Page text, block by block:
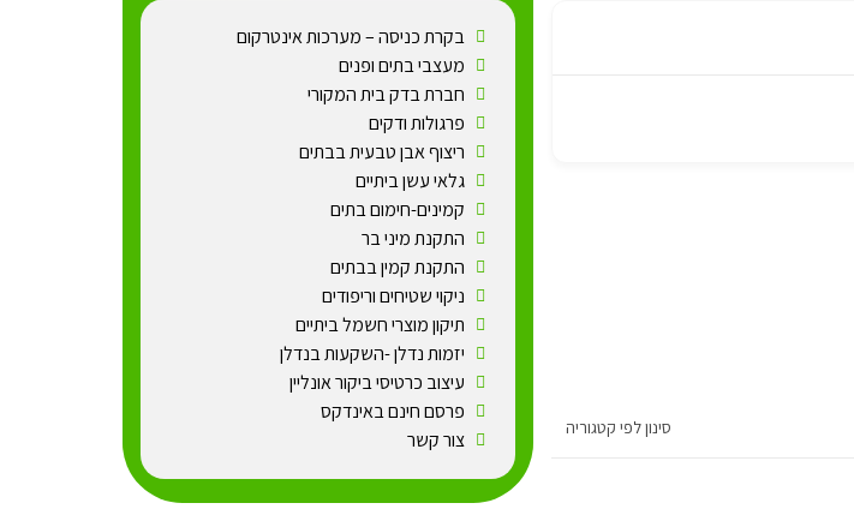
סינון לפי קטגוריה
בקרת כניסה – מערכות אינטרקום
מעצבי בתים ופנים
חברת בדק בית המקורי
פרגולות ודקים
ריצוף אבן טבעית בבתים
גלאי עשן ביתיים
קמינים-חימום בתים
התקנת מיני בר
התקנת קמין בבתים
ניקוי שטיחים וריפודים
תיקון מוצרי חשמל ביתיים
יזמות נדלן -השקעות בנדלן
עיצוב כרטיסי ביקור אונליין
פרסם חינם באינדקס
צור קשר